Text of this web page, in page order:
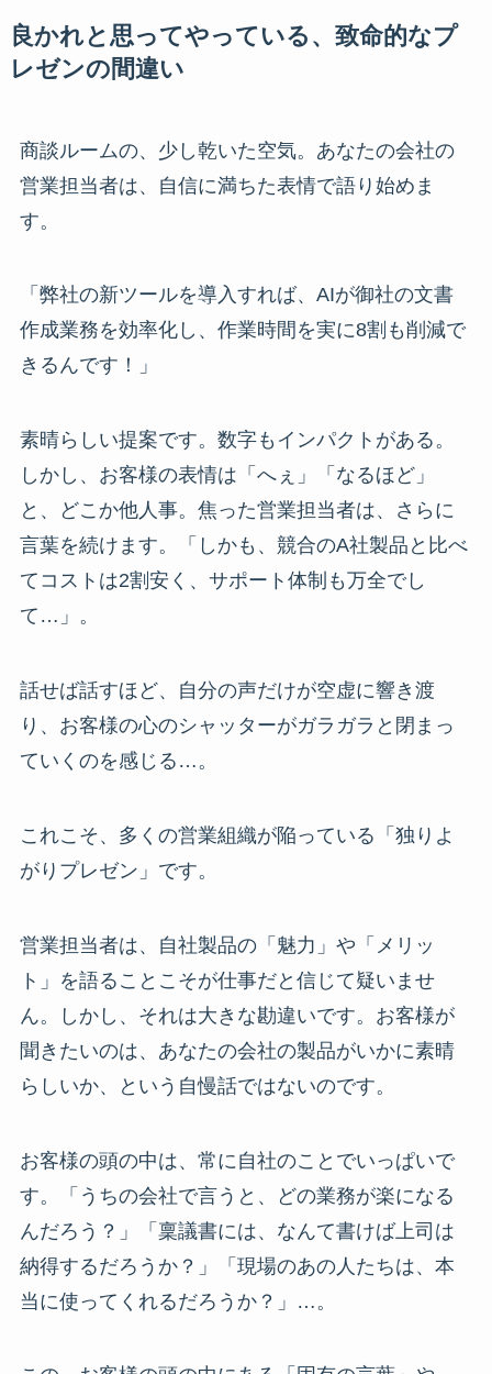
良かれと思ってやっている、致命的なプ
レゼンの間違い
商談ルームの、少し乾いた空気。あなたの会社の
営業担当者は、自信に満ちた表情で語り始めま
す。
「弊社の新ツールを導入すれば、AIが御社の文書
作成業務を効率化し、作業時間を実に8割も削減で
きるんです！」
素晴らしい提案です。数字もインパクトがある。
しかし、お客様の表情は「へぇ」「なるほど」
と、どこか他人事。焦った営業担当者は、さらに
言葉を続けます。「しかも、競合のA社製品と比べ
てコストは2割安く、サポート体制も万全でし
て…」。
話せば話すほど、自分の声だけが空虚に響き渡
り、お客様の心のシャッターがガラガラと閉まっ
ていくのを感じる…。
これこそ、多くの営業組織が陥っている「独りよ
がりプレゼン」です。
営業担当者は、自社製品の「魅力」や「メリッ
ト」を語ることこそが仕事だと信じて疑いませ
ん。しかし、それは大きな勘違いです。お客様が
聞きたいのは、あなたの会社の製品がいかに素晴
らしいか、という自慢話ではないのです。
お客様の頭の中は、常に自社のことでいっぱいで
す。「うちの会社で言うと、どの業務が楽になる
んだろう？」「稟議書には、なんて書けば上司は
納得するだろうか？」「現場のあの人たちは、本
当に使ってくれるだろうか？」…。